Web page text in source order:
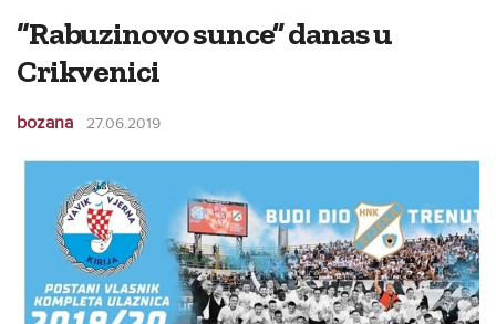
“Rabuzinovo sunce” danas u
Crikvenici
bozana 27.06.2019